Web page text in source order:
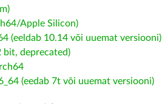
Apple Silicon)
(eeldab 10.14 või uuemat versiooni)
bit, deprecated)
(eedab 7t või uuemat versiooni)